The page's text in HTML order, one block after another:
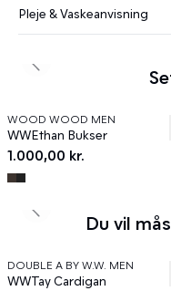
Pleje & Vaskeanvisning
News
WOOD WOOD MEN
WWEthan Bukser
1.000,00 kr.
Previous slide
Du vil
News
DOUBLE A BY W.W. MEN
WWTay Cardigan
Previous slide